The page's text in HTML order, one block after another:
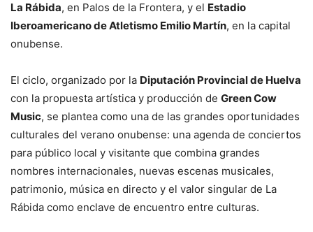
La Rábida, en Palos de la Frontera, y el Estadio
Iberoamericano de Atletismo Emilio Martín, en la capital
onubense.
El ciclo, organizado por la Diputación Provincial de Huelva
con la propuesta artística y producción de Green Cow
Music, se plantea como una de las grandes oportunidades
culturales del verano onubense: una agenda de conciertos
para público local y visitante que combina grandes
nombres internacionales, nuevas escenas musicales,
patrimonio, música en directo y el valor singular de La
Rábida como enclave de encuentro entre culturas.